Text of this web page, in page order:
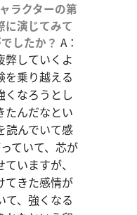
ラクターの第
に演じてみて
したか？ A：
弊していくよ
を乗り越える
くなろうとし
たんだなとい
読んでいて感
ていて、芯が
いますが、
てきた感情が
て、強くなる